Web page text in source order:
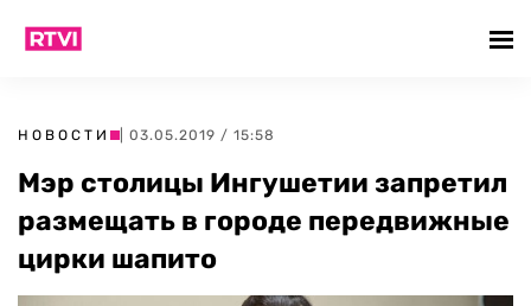
НОВОСТИ | 03.05.2019 / 15:58
Мэр столицы Ингушетии запретил
размещать в городе передвижные
цирки шапито